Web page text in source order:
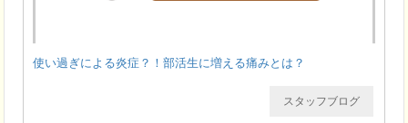
使い過ぎによる炎症？！部活生に増える痛みとは？
スタッフブログ